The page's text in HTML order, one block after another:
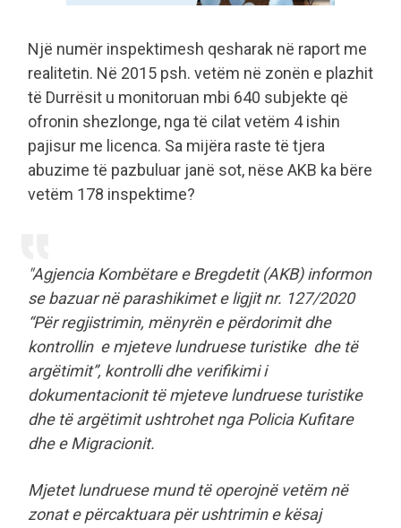
Një numër inspektimesh qesharak në raport me
realitetin. Në 2015 psh. vetëm në zonën e plazhit
të Durrësit u monitoruan mbi 640 subjekte që
ofronin shezlonge, nga të cilat vetëm 4 ishin
pajisur me licenca. Sa mijëra raste të tjera
abuzime të pazbuluar janë sot, nëse AKB ka bëre
vetëm 178 inspektime?
"Agjencia Kombëtare e Bregdetit (AKB) informon
se bazuar në parashikimet e ligjit nr. 127/2020
“Për regjistrimin, mënyrën e përdorimit dhe
kontrollin e mjeteve lundruese turistike dhe të
argëtimit”, kontrolli dhe verifikimi i
dokumentacionit të mjeteve lundruese turistike
dhe të argëtimit ushtrohet nga Policia Kufitare
dhe e Migracionit.
Mjetet lundruese mund të operojnë vetëm në
zonat e përcaktuara për ushtrimin e kësaj